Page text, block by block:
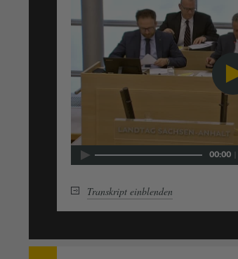
00:00
Transkript einblenden